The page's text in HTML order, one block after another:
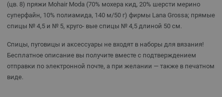
(цв. 8) пряжи Mohair Moda (70% мохера кид, 20% шерсти мерино
суперфайн, 10% полиамида, 140 м/50 г) фирмы Lana Grossa; прямые
спицы № 4,5 и № 5, круго- вые спицы № 4,5 длиной 50 см.
Спицы, пуговицы и аксессуары не входят в наборы для вязания!
Бесплатное описание вы получите вместе с подтверждением
отправки по электронной почте, а при желании — также в печатном
виде.